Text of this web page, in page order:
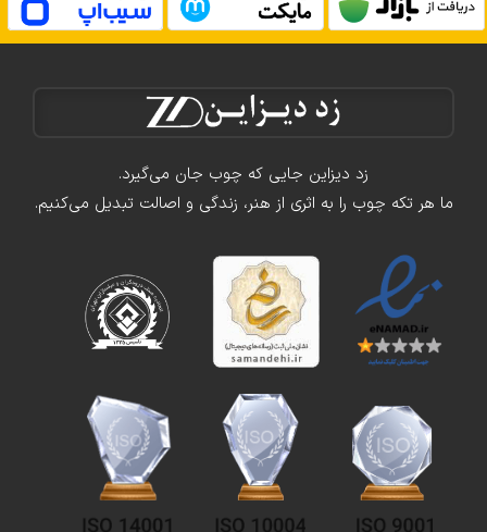
زد دیزاین جایی که چوب جان می‌گیرد.
ما هر تکه چوب را به اثری از هنر، زندگی و اصالت تبدیل می‌کنیم.